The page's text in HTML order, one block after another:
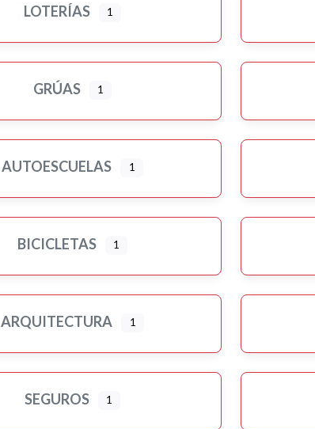
LOTERÍAS 1
GRÚAS 1
AUTOESCUELAS 1
BICICLETAS 1
ARQUITECTURA 1
SEGUROS 1